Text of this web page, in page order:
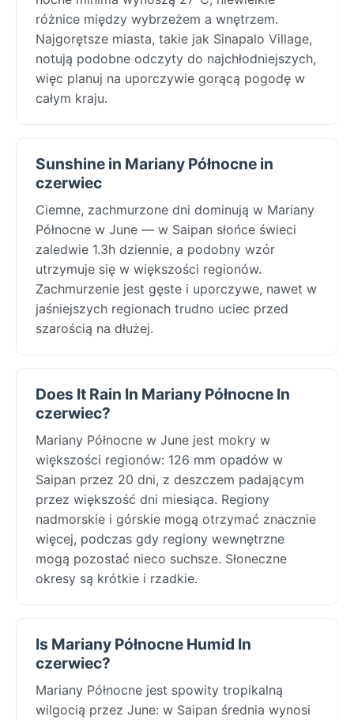
różnice między wybrzeżem a wnętrzem.
Najgorętsze miasta, takie jak Sinapalo Village,
notują podobne odczyty do najchłodniejszych,
więc planuj na uporczywie gorącą pogodę w
całym kraju.
Sunshine in Mariany Północne in
czerwiec
Ciemne, zachmurzone dni dominują w Mariany
Północne w June — w Saipan słońce świeci
zaledwie 1.3h dziennie, a podobny wzór
utrzymuje się w większości regionów.
Zachmurzenie jest gęste i uporczywe, nawet w
jaśniejszych regionach trudno uciec przed
szarością na dłużej.
Does It Rain In Mariany Północne In
czerwiec?
Mariany Północne w June jest mokry w
większości regionów: 126 mm opadów w
Saipan przez 20 dni, z deszczem padającym
przez większość dni miesiąca. Regiony
nadmorskie i górskie mogą otrzymać znacznie
więcej, podczas gdy regiony wewnętrzne
mogą pozostać nieco suchsze. Słoneczne
okresy są krótkie i rzadkie.
Is Mariany Północne Humid In
czerwiec?
Mariany Północne jest spowity tropikalną
wilgocią przez June: w Saipan średnia wynosi